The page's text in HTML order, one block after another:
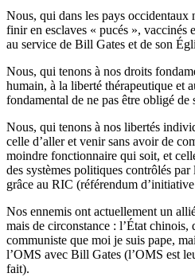
Nous, qui dans les pays occidentaux
finir en esclaves « pucés », vaccinés
au service de Bill Gates et de son
Nous, qui tenons à nos droits
humain, à la liberté thérapeutique et
fondamental de ne pas être obligé de
Nous, qui tenons à nos libertés
celle d’aller et venir sans avoir de
moindre fonctionnaire qui soit, et
des systèmes politiques contrôlés par
grâce au RIC (référendum
Nos ennemis ont actuellement un
mais de circonstance : l’État chinois,
communiste que moi je suis pape,
l’OMS avec Bill Gates (l’OMS est
fait).